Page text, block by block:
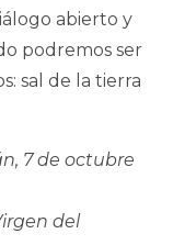
abierto y
podremos ser
sal de la tierra
7 de octubre
del